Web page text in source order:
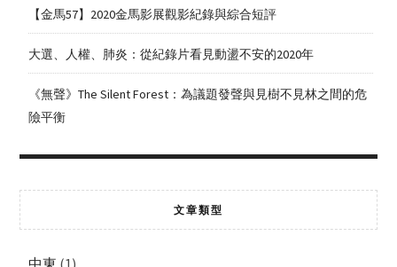
【金馬57】2020金馬影展觀影紀錄與綜合短評
大選、人權、肺炎：從紀錄片看見動盪不安的2020年
《無聲》The Silent Forest：為議題發聲與見樹不見林之間的危
險平衡
文章類型